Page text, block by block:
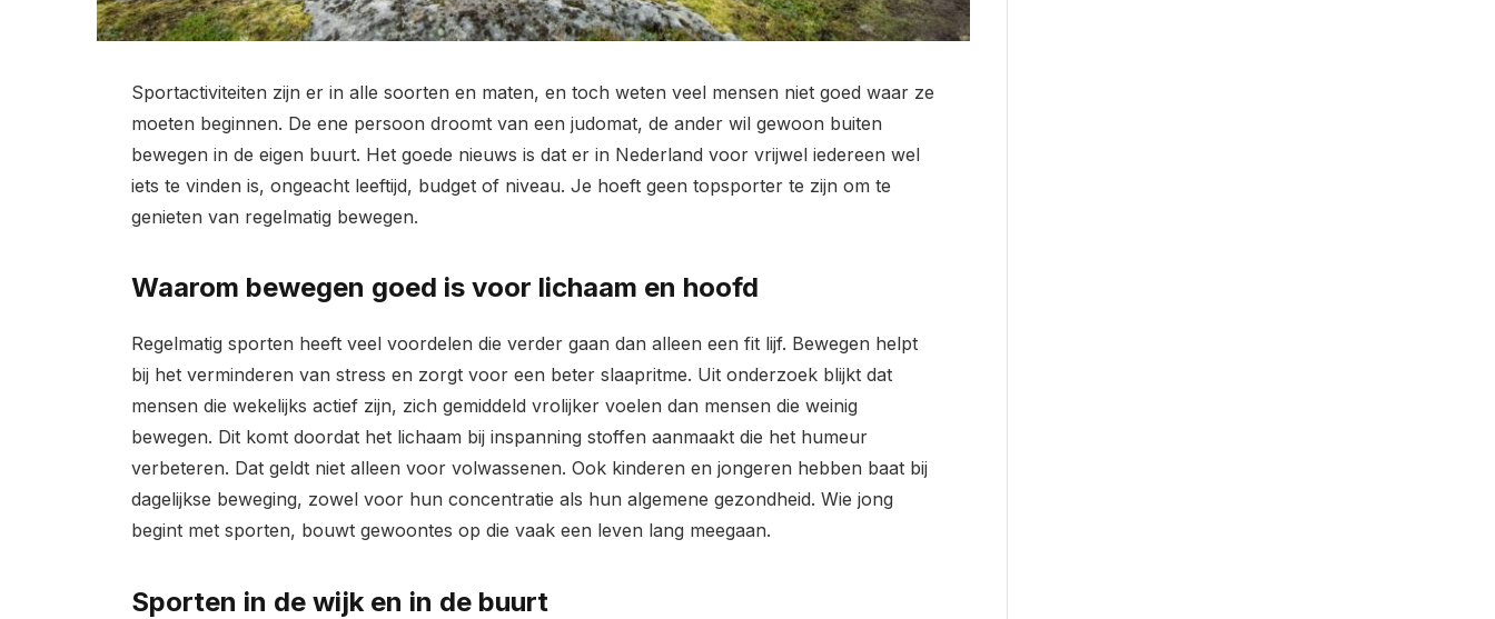
Sportactiviteiten zijn er in alle soorten en maten, en toch weten veel mensen niet goed waar ze
moeten beginnen. De ene persoon droomt van een judomat, de ander wil gewoon buiten
bewegen in de eigen buurt. Het goede nieuws is dat er in Nederland voor vrijwel iedereen wel
iets te vinden is, ongeacht leeftijd, budget of niveau. Je hoeft geen topsporter te zijn om te
genieten van regelmatig bewegen.
Waarom bewegen goed is voor lichaam en hoofd
Regelmatig sporten heeft veel voordelen die verder gaan dan alleen een fit lijf. Bewegen helpt
bij het verminderen van stress en zorgt voor een beter slaapritme. Uit onderzoek blijkt dat
mensen die wekelijks actief zijn, zich gemiddeld vrolijker voelen dan mensen die weinig
bewegen. Dit komt doordat het lichaam bij inspanning stoffen aanmaakt die het humeur
verbeteren. Dat geldt niet alleen voor volwassenen. Ook kinderen en jongeren hebben baat bij
dagelijkse beweging, zowel voor hun concentratie als hun algemene gezondheid. Wie jong
begint met sporten, bouwt gewoontes op die vaak een leven lang meegaan.
Sporten in de wijk en in de buurt